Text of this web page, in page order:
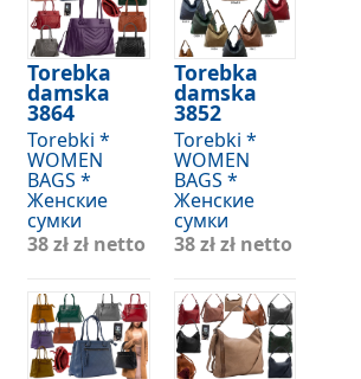
Torebka
damska
3864
Torebki *
WOMEN
BAGS *
Женские
сумки
38 złzł netto
Torebka
damska
3852
Torebki *
WOMEN
BAGS *
Женские
сумки
38 złzł netto